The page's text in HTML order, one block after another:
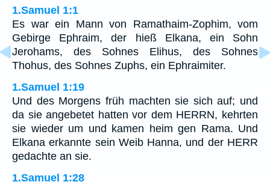
1.Samuel 1:1
Es war ein Mann von Ramathaim-Zophim, vom
Gebirge Ephraim, der hieß Elkana, ein Sohn
Jerohams, des Sohnes Elihus, des Sohnes
Thohus, des Sohnes Zuphs, ein Ephraimiter.
1.Samuel 1:19
Und des Morgens früh machten sie sich auf; und
da sie angebetet hatten vor dem HERRN, kehrten
sie wieder um und kamen heim gen Rama. Und
Elkana erkannte sein Weib Hanna, und der HERR
gedachte an sie.
1.Samuel 1:28